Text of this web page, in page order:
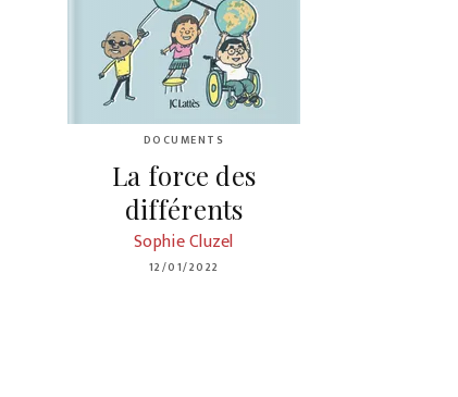
DOCUMENTS
La force des
différents
Sophie Cluzel
12/01/2022